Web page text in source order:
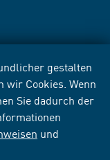
gestalten
wir Cookies. Wenn
Sie dadurch der
und